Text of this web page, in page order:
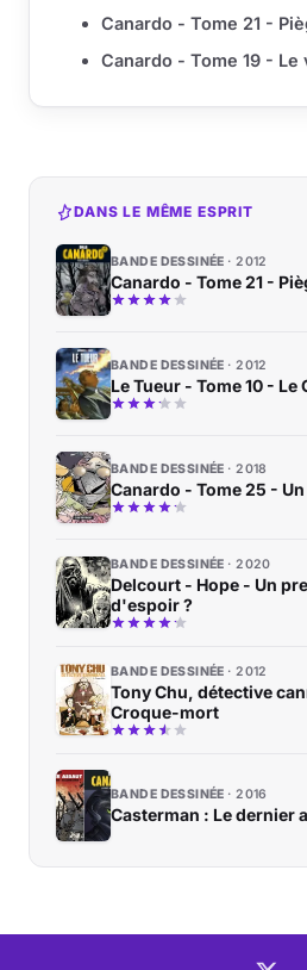
Canardo - Tome 21 -
Canardo - Tome 19 -
DANS LE MÊME ESPRIT
BANDE DESSINÉE 2012
Canardo - Tome 21 -
BANDE DESSINÉE 2012
Le Tueur - Tome 10 -
BANDE DESSINÉE 2018
Canardo - Tome 25 -
BANDE DESSINÉE 2020
Delcourt - Hope - Un
d'espoir ?
BANDE DESSINÉE 2012
Tony Chu, détective
Croque-mort
BANDE DESSINÉE 2016
Casterman : Le dernier